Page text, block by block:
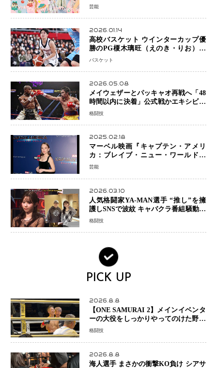
芸能
2026.01.14
高校バスケット ウインターカップ優
勝のPG榎木璃旺（えのき・りお）が
プロの現場へ―。
バスケット
2026.05.08
メイウェザーとパッキャオ再戦へ「48
時間以内に決着」公式戦かエキシビシ
ョンか混迷続く
格闘技
2025.02.18
マーベル映画『キャプテン・アメリ
カ：ブレイブ・ニュー・ワールド』
新ブラック・ウィドウ役のシラ・ハー
芸能
2026.03.10
人気格闘家YA-MAN選手 “推し”を擁
護しSNSで波紋 キャバクラ番組騒動に
参戦…結果的にPR効果も？
格闘技
PICK UP
2026.8.8
【ONE SAMURAI 2】メインイベンタ
ーの大役をしっかりやってのけた野杁
正明が衝撃のリベンジ！ リウ・メン
ーで完全決着
格闘技
2026.8.8
海人選手 まさかの衝撃KO負け シアサ